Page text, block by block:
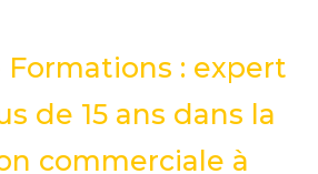
Formations : expert
de 15 ans dans la
commerciale à